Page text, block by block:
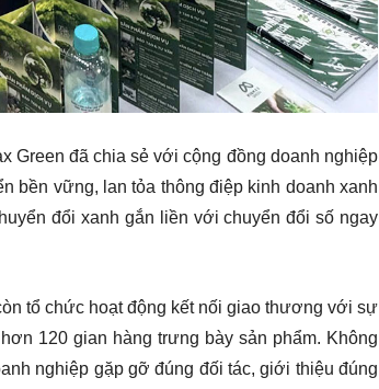
Green đã chia sẻ với cộng đồng doanh nghiệp
bền vững, lan tỏa thông điệp kinh doanh xanh
đổi xanh gắn liền với chuyển đổi số ngay
tổ chức hoạt động kết nối giao thương với sự
120 gian hàng trưng bày sản phẩm. Không
nghiệp gặp gỡ đúng đối tác, giới thiệu đúng